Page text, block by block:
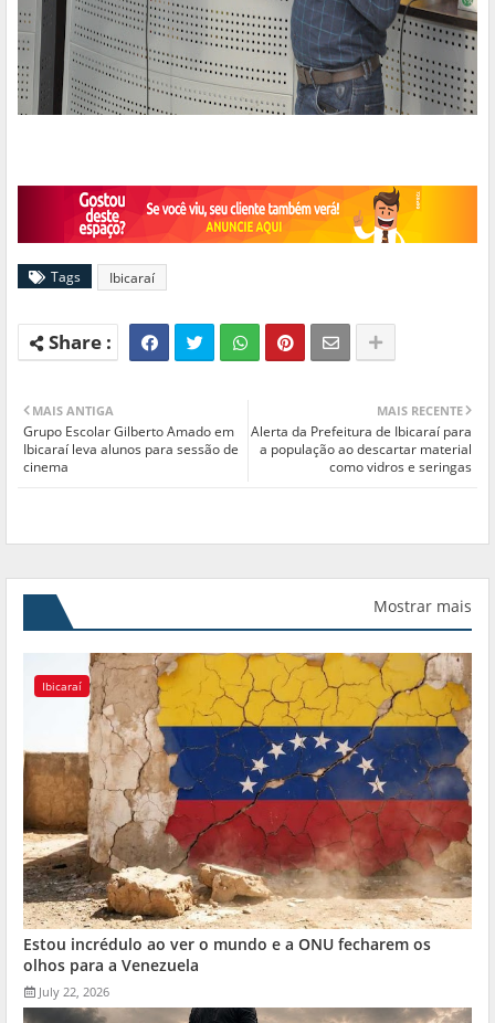
Tags Ibicaraí
MAIS RECENTE
Alerta da Prefeitura de Ibicaraí para
a população ao descartar material
como vidros e seringas
MAIS ANTIGA
Grupo Escolar Gilberto Amado em
Ibicaraí leva alunos para sessão de
cinema
Mostrar mais
Ibicaraí
Estou incrédulo ao ver o mundo e a ONU fecharem os
olhos para a Venezuela
July 22, 2026